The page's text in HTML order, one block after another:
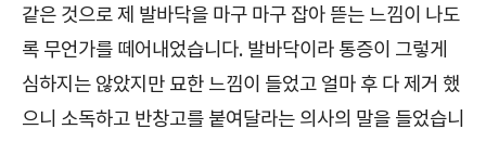
같은 것으로 제 발바닥을 마구 마구 잡아 뜯는 느낌이 나도
록 무언가를 떼어내었습니다. 발바닥이라 통증이 그렇게
심하지는 않았지만 묘한 느낌이 들었고 얼마 후 다 제거 했
으니 소독하고 반창고를 붙여달라는 의사의 말을 들었습니